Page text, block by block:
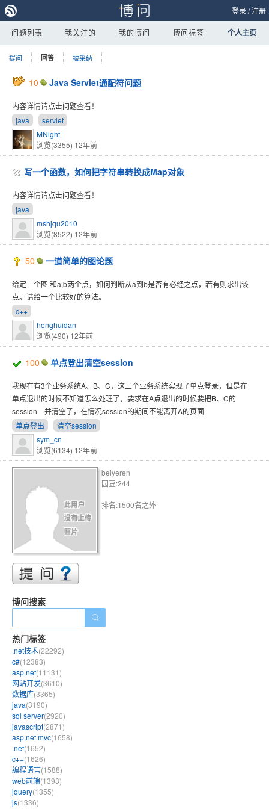
登录/注册
问题列表 我关注的 我的博问 博问标签 个人主页
提问 回答 被采纳
10 Java Servlet通配符问题
内容详情请点击问题查看！
java
servlet
MNight
浏览(3355) 12年前
写一个函数，如何把字符串转换成Map对象
内容详情请点击问题查看！
java
mshjqu2010
浏览(8522) 12年前
50 一道简单的图论题
给定一个图 和a,b两个点，如何判断从a到b是否有必经之点，若有则求出该
点。请给一个比较好的算法。
c++
honghuidan
浏览(490) 12年前
100 单点登出清空session
我现在有3个业务系统A、B、C，这三个业务系统实现了单点登录，但是在
单点退出的时候不知道怎么处理了，要求在A点退出的时候要把B、C的
session一并清空了，在情况session的期间不能离开A的页面
单点登出
清空session
sym_cn
浏览(6134) 12年前
beiyeren
园豆:244
排名:1500名之外
博问搜索
热门标签
.net技术(22292)
c#(12383)
asp.net(11131)
网站开发(3610)
数据库(3365)
java(3190)
sql server(2920)
javascript(2871)
asp.net mvc(1658)
.net(1652)
c++(1626)
编程语言(1588)
web前端(1393)
jquery(1355)
js(1336)